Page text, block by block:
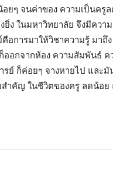
อยๆ จนค่าของ ความเป็นครู
ยิ่ง ในมหาวิทยาลัย จึงมีควา
คือการมาให้วิชาความรู้ มาถึ
ออกจากห้อง ความสัมพันธ์ ค
รย์ ก็ค่อยๆ จางหายไป และ
ำคัญ ในชีวิตของครู ลดน้อย